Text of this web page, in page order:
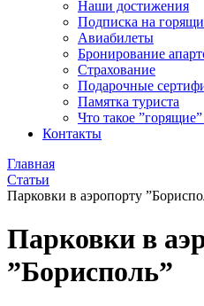
Наши достижения
Подписка на
Авиабилеты
Бронирование
Страхование
Подарочные
Памятка туриста
Что такое
Контакты
Главная
Статьи
Парковки в аэропорту
Парковки в
”Борисполь”